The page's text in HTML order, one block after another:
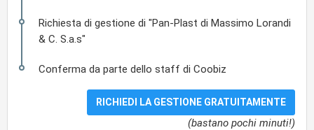
Richiesta di gestione di "Pan-Plast di Massimo Lorandi
& C. S.a.s"
Conferma da parte dello staff di Coobiz
(bastano pochi minuti!)